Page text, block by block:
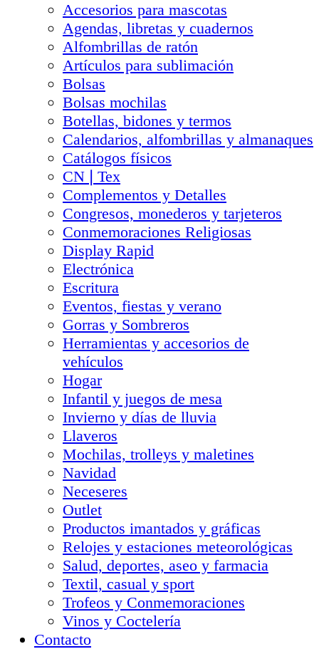
Accesorios para mascotas
Agendas, libretas y cuadernos
Alfombrillas de ratón
Artículos para sublimación
Bolsas
Bolsas mochilas
Botellas, bidones y termos
Calendarios, alfombrillas y almanaques
Catálogos físicos
CN❘Tex
Complementos y Detalles
Congresos, monederos y tarjeteros
Conmemoraciones Religiosas
Display Rapid
Electrónica
Escritura
Eventos, fiestas y verano
Gorras y Sombreros
Herramientas y accesorios de
vehículos
Hogar
Infantil y juegos de mesa
Invierno y días de lluvia
Llaveros
Mochilas, trolleys y maletines
Navidad
Neceseres
Outlet
Productos imantados y gráficas
Relojes y estaciones meteorológicas
Salud, deportes, aseo y farmacia
Textil, casual y sport
Trofeos y Conmemoraciones
Vinos y Coctelería
Contacto